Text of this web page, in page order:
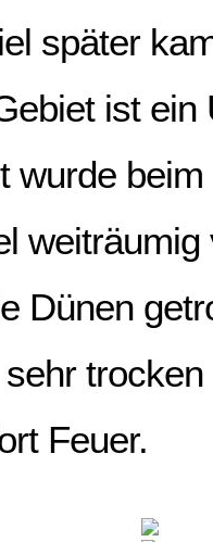
später
ist ein
wurde
weiträumig
Dünen
Feuer.